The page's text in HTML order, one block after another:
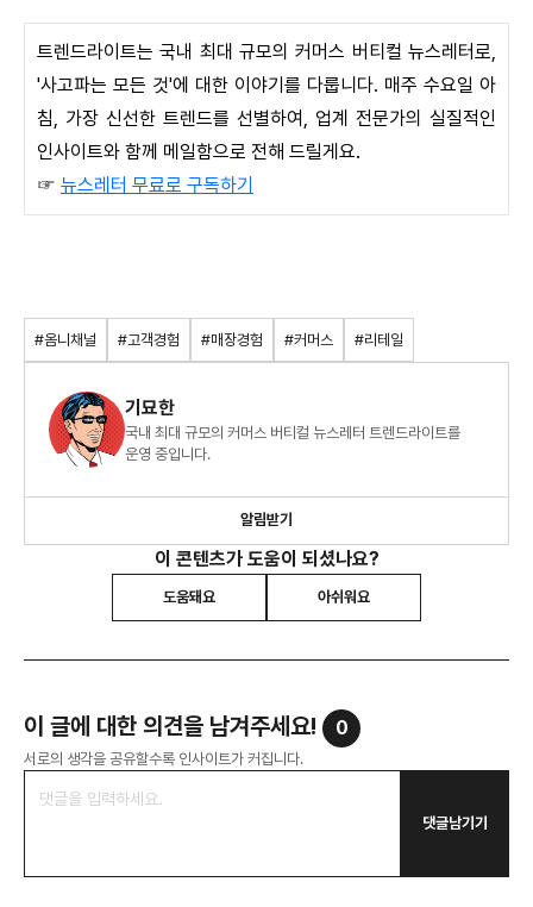
트렌드라이트는 국내 최대 규모의 커머스 버티컬 뉴스레터로,
'사고파는 모든 것'에 대한 이야기를 다룹니다. 매주 수요일 아
침, 가장 신선한 트렌드를 선별하여, 업계 전문가의 실질적인
인사이트와 함께 메일함으로 전해 드릴게요.
☞ 뉴스레터 무료로 구독하기
#옴니채널 #고객경험 #매장경험 #커머스 #리테일
기묘한
국내 최대 규모의 커머스 버티컬 뉴스레터 트렌드라이트를
운영 중입니다.
알림받기
이 콘텐츠가 도움이 되셨나요?
도움돼요 아쉬워요
이 글에 대한 의견을 남겨주세요! 0
서로의 생각을 공유할수록 인사이트가 커집니다.
댓글남기기